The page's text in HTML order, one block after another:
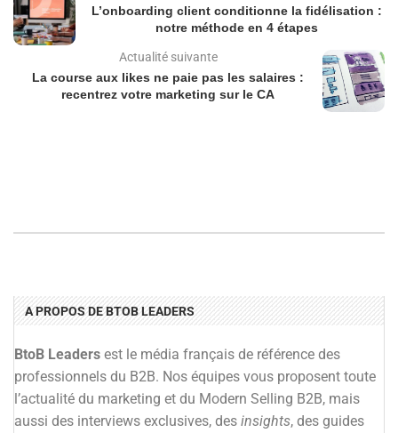
L’onboarding client conditionne la fidélisation :
notre méthode en 4 étapes
Actualité suivante
La course aux likes ne paie pas les salaires :
recentrez votre marketing sur le CA
A PROPOS DE BTOB LEADERS
BtoB Leaders est le média français de référence des
professionnels du B2B. Nos équipes vous proposent toute
l’actualité du marketing et du Modern Selling B2B, mais
aussi des interviews exclusives, des insights, des guides